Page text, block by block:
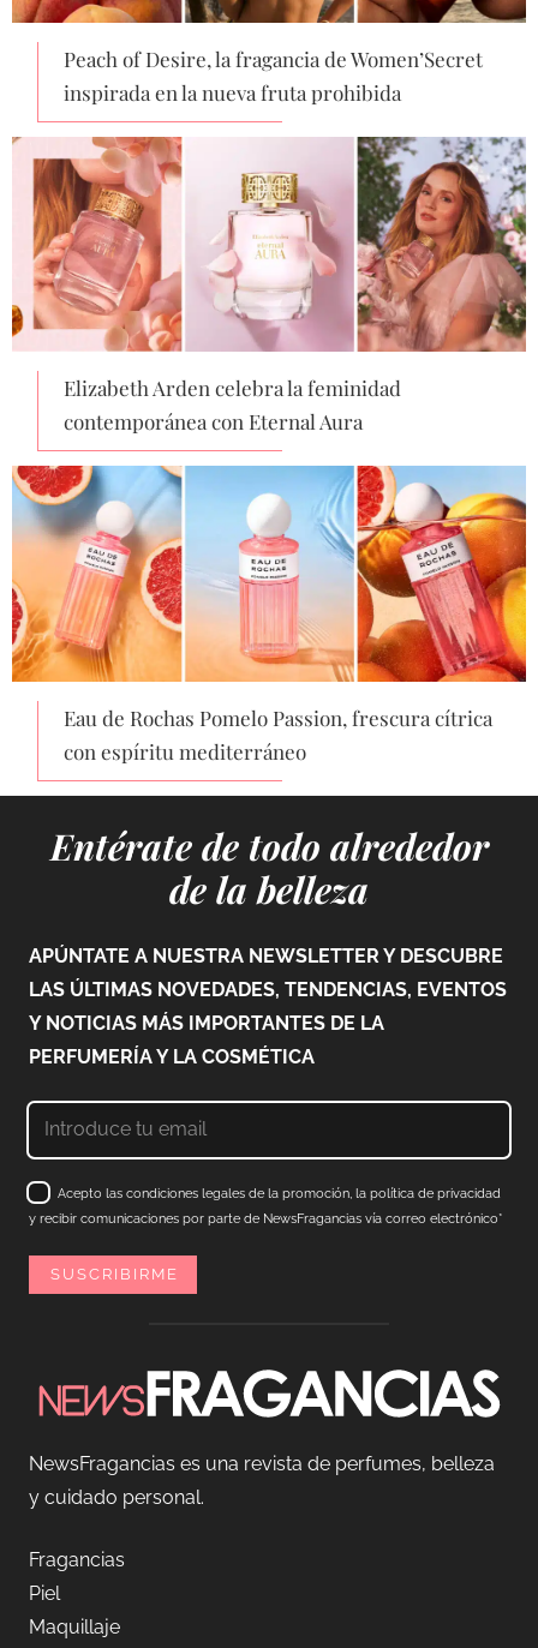
Peach of Desire, la fragancia de Women’Secret
inspirada en la nueva fruta prohibida
Elizabeth Arden celebra la feminidad
contemporánea con Eternal Aura
Eau de Rochas Pomelo Passion, frescura cítrica
con espíritu mediterráneo
Entérate de todo alrededor
de la belleza
APÚNTATE A NUESTRA NEWSLETTER Y DESCUBRE
LAS ÚLTIMAS NOVEDADES, TENDENCIAS, EVENTOS
Y NOTICIAS MÁS IMPORTANTES DE LA
PERFUMERÍA Y LA COSMÉTICA
Acepto las condiciones legales de la promoción, la política de privacidad
y recibir comunicaciones por parte de NewsFragancias vía correo electrónico*
NewsFragancias es una revista de perfumes, belleza
y cuidado personal.
Fragancias
Piel
Maquillaje